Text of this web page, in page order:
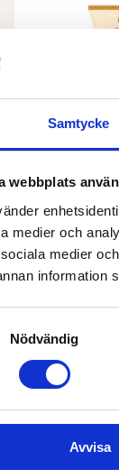
Samtycke
webbplats
medier och
medier
information
Nödvändig
Avvisa
TRAFO
26,00